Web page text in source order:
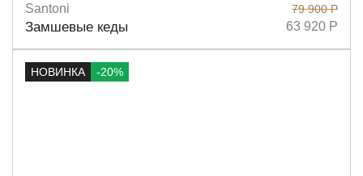
Размеры
Santoni
Замшевые кеды
79 900 Р
63 920 Р
НОВИНКА -20%